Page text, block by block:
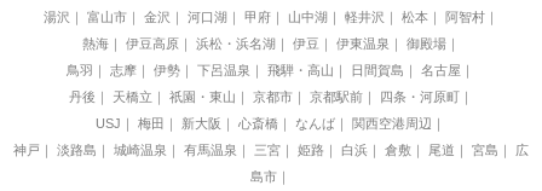
湯沢
富山市 金沢 河口湖 甲府 山中湖 軽井沢 松本
阿智村
熱海
伊豆高原 浜松・浜名湖 伊豆 伊東温泉
御殿場
鳥羽
志摩 伊勢 下呂温泉 飛騨・高山 日間賀島
名古屋
丹後
天橋立 祇園・東山 京都市 京都駅前
四条・河原町
USJ
梅田 新大阪 心斎橋 なんば
関西空港周辺
神戸
淡路島 城崎温泉 有馬温泉 三宮 姫路 白浜 倉敷 尾道 宮島
広
島市